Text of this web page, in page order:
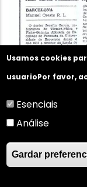
Usamos cookies
usuarioPor favor,
Esenciais
Análise
Gardar